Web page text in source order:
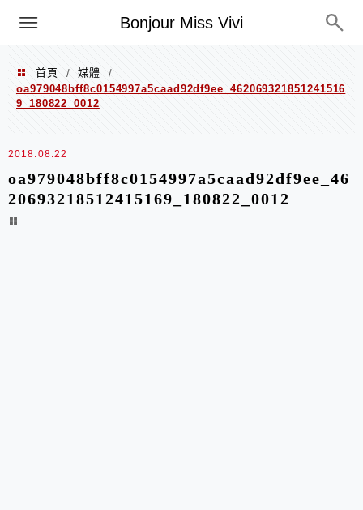
Bonjour Miss Vivi
選單
首頁 / 媒體
/
oa979048bff8c0154997a5caad92df9ee_462069321851241516
9_180822_0012
2018.08.22
oa979048bff8c0154997a5caad92df9ee_46
20693218512415169_180822_0012